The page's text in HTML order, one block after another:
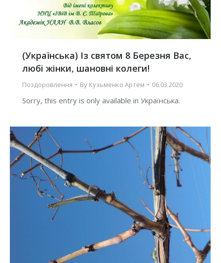
(Українська) Із святом 8 Березня Вас,
любі жінки, шановні колеги!
Поздоровлення By Кузьменко Артем 06.03.2020
Sorry, this entry is only available in Українська.